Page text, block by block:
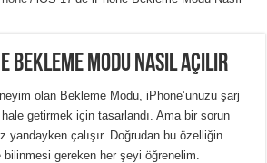
Bekleme Modu Nasıl Açılır
olan Bekleme Modu, iPhone’unuzu şarj
hale getirmek için tasarlandı.Ama bir sorun
yandayken çalışır. Doğrudan bu özelliğin
bilinmesi gereken her şeyi öğrenelim.